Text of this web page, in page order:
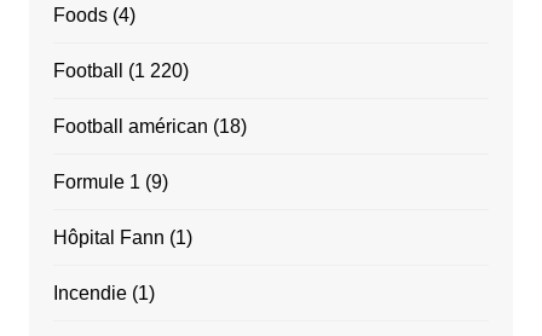
Foods(4)
Football (1 220)
Football américan (18)
Formule 1 (9)
Hôpital Fann (1)
Incendie(1)